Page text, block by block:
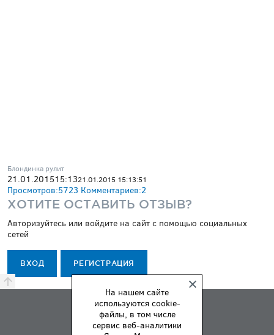
Блондинка рулит
21.01.201515:1321.01.2015 15:13:51
Просмотров:5723 Комментариев:2
ХОТИТЕ ОСТАВИТЬ ОТЗЫВ?
Авторизуйтесь или войдите на сайт с помощью социальных
сетей
ВХОД РЕГИСТРАЦИЯ
ПРЕМИЯ
ПРАВИЛА
На нашем сайте
используются cookie-
файлы, в том числе
сервис веб-аналитики